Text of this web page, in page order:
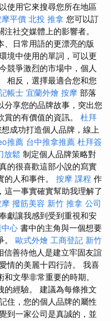
使用它來搜尋您所在地區
平價 北投 推拿 您可以訂
社交媒體上的影響者。
、日常用語的更漂亮的版
境中使用的單詞，可以更
競爭激烈的市場中，個人
相反，選擇最適合您和您
帳士 宜蘭外燴 按摩 部落
分享您的品牌故事，突出您
的有價值的資訊。 杜拜
成功打造個人品牌，線上
推薦 台中推拿推薦 杜拜簽
放鬆 制定個人品牌策略對
的很喜歡這部小說的寫實
的人和事件。 按摩 課程 作
這一事實確實幫助我理解了
撥筋美容 新竹 推拿 公司
獻讓我感到受到重視和安
心 書中的主角與一個想要
。 歐式外燴 工商登記 新竹
信善待他人是建立牢固友誼
情的美麗十四行詩。 我喜
文學非常重要的時期。
的經驗。 建議為每條推文
住，您的個人品牌的屬性
到一家公司是真誠的，並